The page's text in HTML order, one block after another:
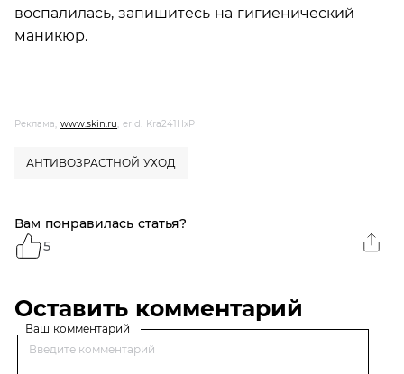
воспалилась, запишитесь на гигиенический
маникюр.
Реклама, www.skin.ru, erid: Kra241HxP
АНТИВОЗРАСТНОЙ УХОД
Вам понравилась статья?
5
Оставить комментарий
Ваш комментарий